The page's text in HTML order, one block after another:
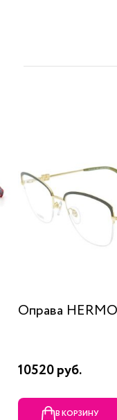
Оправа
10520 руб.
В КОРЗИНУ